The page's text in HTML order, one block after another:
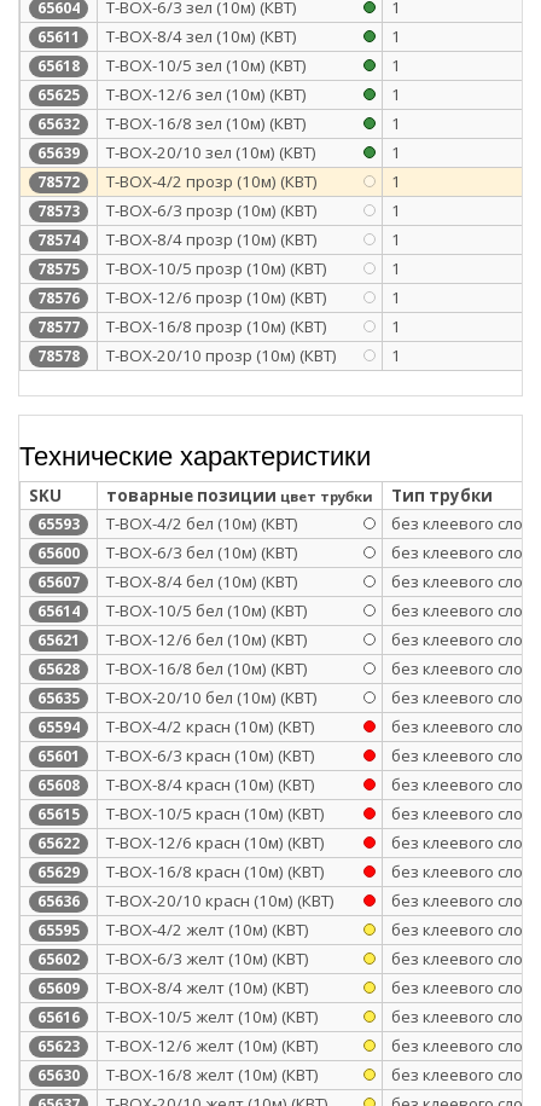
65604 Т-BOX-6/3 зел (10м) (КВТ) 1
65611 Т-BOX-8/4 зел (10м) (КВТ) 1
65618 Т-BOX-10/5 зел (10м) (КВТ) 1
65625 Т-BOX-12/6 зел (10м) (КВТ) 1
65632 Т-BOX-16/8 зел (10м) (КВТ) 1
65639 Т-BOX-20/10 зел (10м) (КВТ) 1
78572 T-BOX-4/2 прозр (10м) (КВТ) 1
78573 T-BOX-6/3 прозр (10м) (КВТ) 1
78574 T-BOX-8/4 прозр (10м) (КВТ) 1
78575 T-BOX-10/5 прозр (10м) (КВТ) 1
78576 T-BOX-12/6 прозр (10м) (КВТ) 1
78577 T-BOX-16/8 прозр (10м) (КВТ) 1
78578 T-BOX-20/10 прозр (10м) (КВТ) 1
Технические характеристики
SKU товарные позиции цвет трубки Тип трубки
65593 Т-BOX-4/2 бел (10м) (КВТ) без клеевого слоя
65600 Т-BOX-6/3 бел (10м) (КВТ) без клеевого слоя
65607 Т-BOX-8/4 бел (10м) (КВТ) без клеевого слоя
65614 Т-BOX-10/5 бел (10м) (КВТ) без клеевого слоя
65621 Т-BOX-12/6 бел (10м) (КВТ) без клеевого слоя
65628 Т-BOX-16/8 бел (10м) (КВТ) без клеевого слоя
65635 Т-BOX-20/10 бел (10м) (КВТ) без клеевого слоя
65594 Т-BOX-4/2 красн (10м) (КВТ) без клеевого слоя
65601 Т-BOX-6/3 красн (10м) (КВТ) без клеевого слоя
65608 Т-BOX-8/4 красн (10м) (КВТ) без клеевого слоя
65615 Т-BOX-10/5 красн (10м) (КВТ) без клеевого слоя
65622 Т-BOX-12/6 красн (10м) (КВТ) без клеевого слоя
65629 Т-BOX-16/8 красн (10м) (КВТ) без клеевого слоя
65636 Т-BOX-20/10 красн (10м) (КВТ) без клеевого слоя
65595 Т-BOX-4/2 желт (10м) (КВТ) без клеевого слоя
65602 Т-BOX-6/3 желт (10м) (КВТ) без клеевого слоя
65609 Т-BOX-8/4 желт (10м) (КВТ) без клеевого слоя
65616 Т-BOX-10/5 желт (10м) (КВТ) без клеевого слоя
65623 Т-BOX-12/6 желт (10м) (КВТ) без клеевого слоя
65630 Т-BOX-16/8 желт (10м) (КВТ) без клеевого слоя